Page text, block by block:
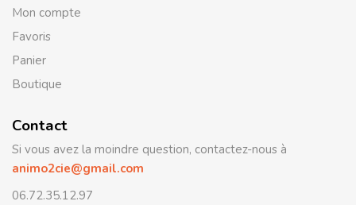
Mon compte
Favoris
Panier
Boutique
Contact
Si vous avez la moindre question, contactez-nous à
animo2cie@gmail.com
06.72.35.12.97